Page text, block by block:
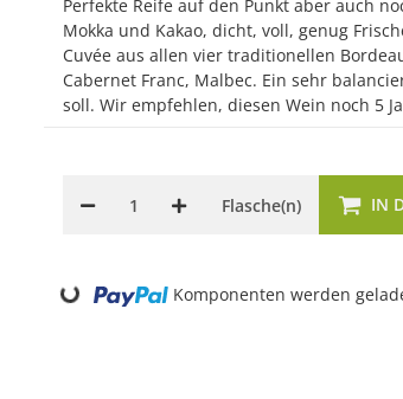
Perfekte Reife auf den Punkt aber auch
Mokka und Kakao, dicht, voll, genug
Cuvée aus allen vier traditionellen
Cabernet Franc, Malbec. Ein sehr
soll. Wir empfehlen, diesen Wein noch 5
Flasche(n) IN
Loading... Komponenten werden